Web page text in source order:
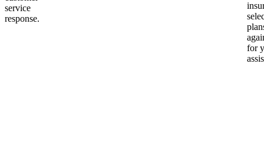
service
response.
for